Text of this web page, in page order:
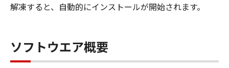
解凍すると、自動的にインストールが開始されます。
ソフトウエア概要